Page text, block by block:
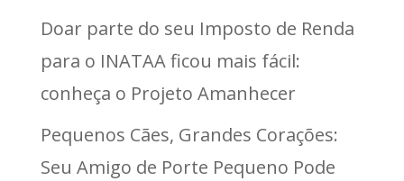
Doar parte do seu Imposto de Renda
para o INATAA ficou mais fácil:
conheça o Projeto Amanhecer
Pequenos Cães, Grandes Corações:
Seu Amigo de Porte Pequeno Pode